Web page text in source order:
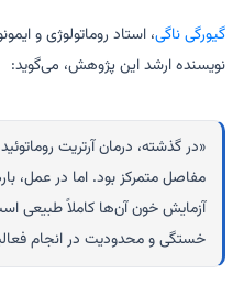
گیورگی ناگی، استاد روماتولوژی و
نویسنده ارشد این پژوهش، می‌گوید:
«در گذشته، درمان آرتریت
مفاصل متمرکز بود. اما در عمل،
آزمایش خون آن‌ها کاملاً طبیعی
خستگی و محدودیت در انجام